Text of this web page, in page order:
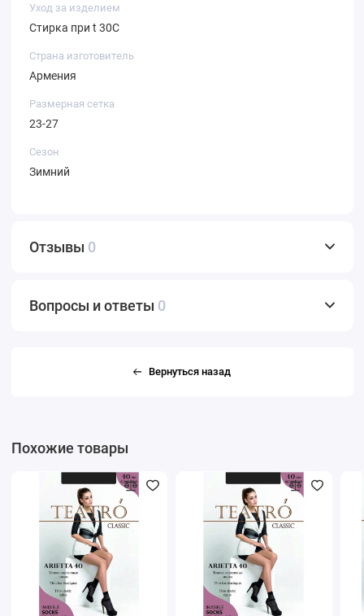
Уход за изделием
Стирка при t 30С
Страна изготовитель
Армения
Размерная сетка
23-27
Сезон
Зимний
Отзывы 0
Вопросы и ответы 0
Вернуться назад
Похожие товары